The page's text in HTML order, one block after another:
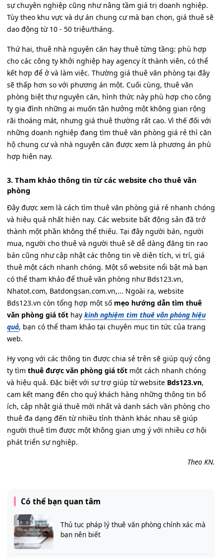
sự chuyên nghiệp cũng như nâng tầm giá trị doanh nghiệp.
Tùy theo khu vực và dự án chung cư mà bạn chọn, giá thuê sẽ
dao động từ 10 - 50 triệu/tháng.
Thứ hai, thuê nhà nguyên căn hay thuê từng tầng: phù hợp
cho các công ty khởi nghiệp hay agency ít thành viên, có thể
kết hợp để ở và làm việc. Thường giá thuê văn phòng tại đây
sẽ thấp hơn so với phương án một. Cuối cùng, thuê văn
phòng biệt thự nguyên căn, hình thức này phù hợp cho công
ty gia đình những ai muốn tận hưởng một không gian rộng
rãi thoáng mát, nhưng giá thuê thường rất cao. Vì thế đối với
những doanh nghiệp đang tìm thuê văn phòng giá rẻ thì căn
hộ chung cư và nhà nguyên căn được xem là phương án phù
hợp hiện nay.
3. Tham khảo thông tin từ các website cho thuê văn
phòng
Đây được xem là cách tìm thuê văn phòng giá rẻ nhanh chóng
và hiệu quả nhất hiện nay. Các website bất động sản đã trở
thành một phần không thể thiếu. Tại đây người bán, người
mua, người cho thuê và người thuê sẽ dễ dàng đăng tin rao
bán cũng như cập nhật các thông tin về diện tích, vị trí, giá
thuê một cách nhanh chóng. Một số website nổi bật mà bạn
có thể tham khảo để thuê văn phòng như Bds123.vn,
Nhatot.com, Batdongsan.com.vn,... Ngoài ra, website
Bds123.vn còn tổng hợp một số mẹo hướng dẫn tìm thuê
văn phòng giá tốt hay kinh nghiệm tìm thuê văn phòng hiệu
quả, bạn có thể tham khảo tại chuyên mục tin tức của trang
web.
Hy vọng với các thông tin được chia sẻ trên sẽ giúp quý công
ty tìm thuê được văn phòng giá tốt một cách nhanh chóng
và hiệu quả. Đặc biệt với sự trợ giúp từ website Bds123.vn,
cam kết mang đến cho quý khách hàng những thông tin bổ
ích, cập nhật giá thuê mới nhất và danh sách văn phòng cho
thuê đa dạng đến từ nhiều tỉnh thành khác nhau sẽ giúp
người thuê tìm được một không gian ưng ý với nhiều cơ hội
phát triển sự nghiệp.
Theo KN.
Có thể bạn quan tâm
Thủ tục pháp lý thuê văn phòng chính xác mà
bạn nên biết